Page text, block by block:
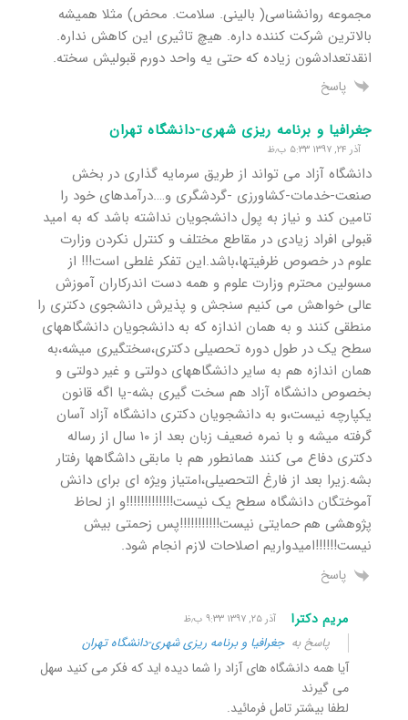
مجموعه روانشناسی( بالینی. سلامت. محض) مثلا همیشه
بالاترین شرکت کننده داره. هیچ تاثیری این کاهش نداره.
انقدتعدادشون زیاده که حتی یه واحد دورم قبولیش سخته.
پاسخ
جغرافیا و برنامه ریزی شهری-دانشگاه تهران
آذر ۲۴, ۱۳۹۷ ۵:۳۳ ب٫ظ
دانشگاه آزاد می تواند از طریق سرمایه گذاری در بخش
صنعت-خدمات-کشاورزی -گردشگری و….درآمدهای خود را
تامین کند و نیاز به پول دانشجویان نداشته باشد که به امید
قبولی افراد زیادی در مقاطع مختلف و کنترل نکردن وزارت
علوم در خصوص ظرفیتها،باشد.این تفکر غلطی است!!! از
مسولین محترم وزارت علوم و همه دست اندرکاران آموزش
عالی خواهش می کنیم سنجش و پذیرش دانشجوی دکتری را
منطقی کنند و به همان اندازه که به دانشجویان دانشگاههای
سطح یک در طول دوره تحصیلی دکتری،سختگیری میشه،به
همان اندازه هم به سایر دانشگاههای دولتی و غیر دولتی و
بخصوص دانشگاه آزاد هم سخت گیری بشه-یا اگه قانون
یکپارچه نیست،و به دانشجویان دکتری دانشگاه آزاد آسان
گرفته میشه و با نمره ضعیف زبان بعد از ۱۰ سال از رساله
دکتری دفاع می کنند همانطور هم با مابقی داشگاهها رفتار
بشه.زیرا بعد از فارغ التحصیلی،امتیاز ویژه ای برای دانش
آموختگان دانشگاه سطح یک نیست!!!!!!!!!!!!!و از لحاظ
پژوهشی هم حمایتی نیست!!!!!!!!!!!پس زحمتی بیش
نیست!!!!!!امیدواریم اصلاحات لازم انجام شود.
پاسخ
مریم دکترا آذر ۲۵, ۱۳۹۷ ۹:۳۳ ب٫ظ
پاسخ بهجغرافیا و برنامه ریزی شهری-دانشگاه تهران
آیا همه دانشگاه های آزاد را شما دیده اید که فکر می کنید سهل
می گیرند
لطفا بیشتر تامل فرمائید.